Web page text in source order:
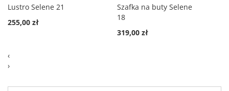
Lustro Selene 21
255,00 zł
Szafka na buty Selene
18
319,00 zł
‹
›